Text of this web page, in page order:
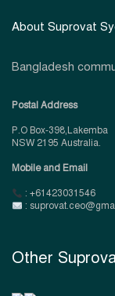
About Suprovat
Bangladesh
Postal Address
P.O Box-398,Lakemba
NSW 2195 Australia.
Mobile and Email
: +61423031546
:
Other